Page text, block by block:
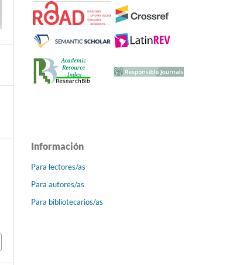
Información
Para lectores/as
Para autores/as
Para bibliotecarios/as